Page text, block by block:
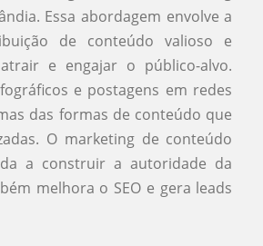
Essa abordagem envolve a
de conteúdo valioso e
e engajar o público-alvo.
e postagens em redes
das formas de conteúdo que
O marketing de conteúdo
a construir a autoridade da
melhora o SEO e gera leads